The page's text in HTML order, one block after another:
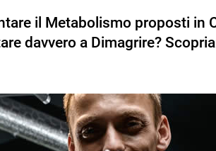
il Metabolismo proposti in
davvero a Dimagrire?